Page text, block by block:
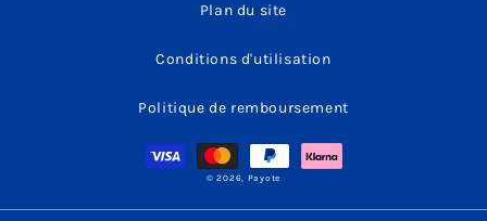
Plan du site
Conditions d'utilisation
Politique de remboursement
© 2026, Payote